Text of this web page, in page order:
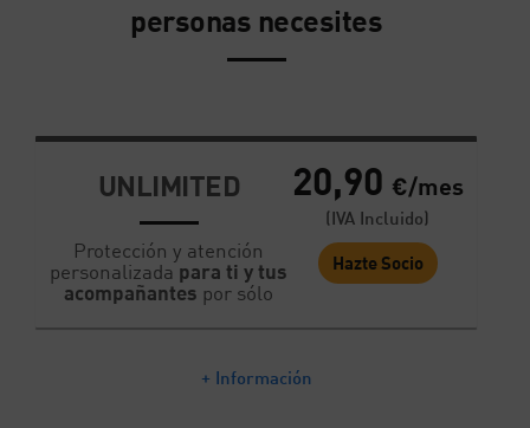
personas necesites
UNLIMITED
Protección y atención
personalizadapara ti y tus
acompañantes por sólo
20,90 €/mes
(IVA Incluido)
Hazte Socio
+ Información